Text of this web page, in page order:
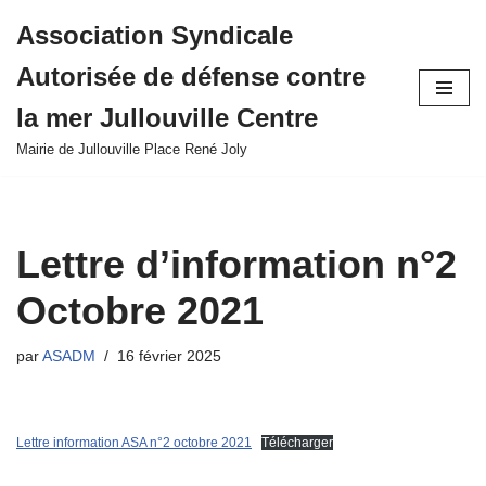
au
contenu
Association Syndicale
Autorisée de défense contre
la mer Jullouville Centre
Mairie de Jullouville Place René Joly
Lettre d’information n°2
Octobre 2021
par ASADM 16 février 2025
Lettre information ASA n°2 octobre 2021 Télécharger